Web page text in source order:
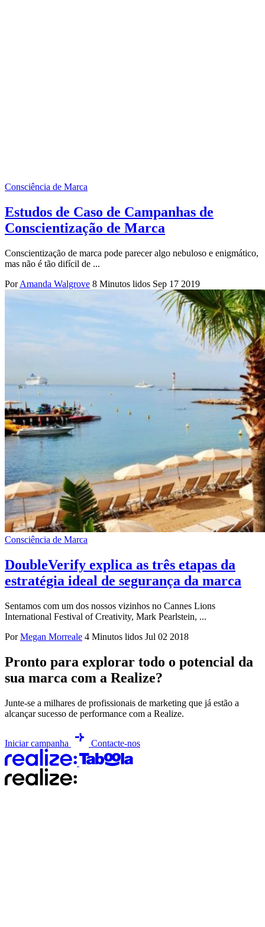
Consciência de Marca
Estudos de Caso de Campanhas de
Conscientização de Marca
Conscientização de marca pode parecer algo nebuloso e enigmático,
mas não é tão difícil de ...
Por Amanda Walgrove 8 Minutos lidos Sep 17 2019
Consciência de Marca
DoubleVerify explica as três etapas da
estratégia ideal de segurança da marca
Sentamos com um dos nossos vizinhos no Cannes Lions
International Festival of Creativity, Mark Pearlstein, ...
Por Megan Morreale 4 Minutos lidos Jul 02 2018
Pronto para explorar todo o potencial da
sua marca com a Realize?
Junte-se a milhares de profissionais de marketing que já estão a
alcançar sucesso de performance com a Realize.
Iniciar campanha Contacte-nos